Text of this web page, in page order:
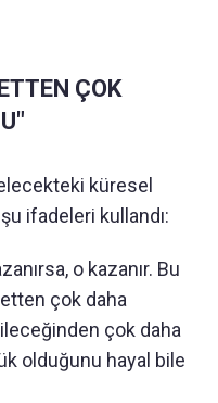
ÇOK
küresel
ifadeleri kullandı:
o kazanır. Bu
çok daha
çok daha
olduğunu hayal bile